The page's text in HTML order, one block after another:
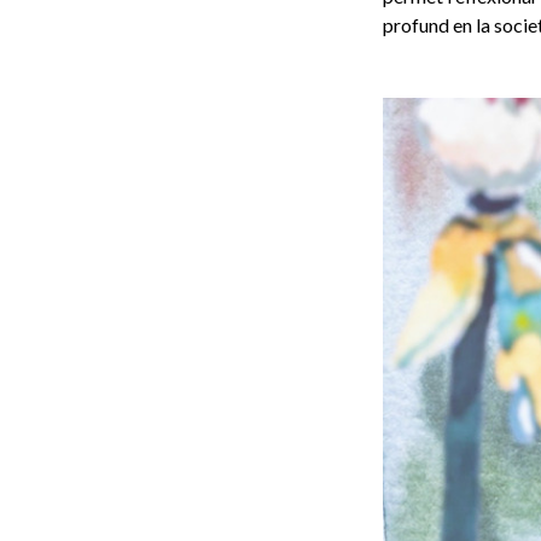
profund en la